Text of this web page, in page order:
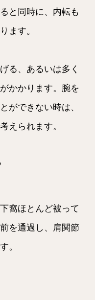
と同時に、内転も
ます。
る、あるいは多く
かかります。腕を
ができない時は、
えられます。
窩ほとんど被って
を通過し、肩関節
。